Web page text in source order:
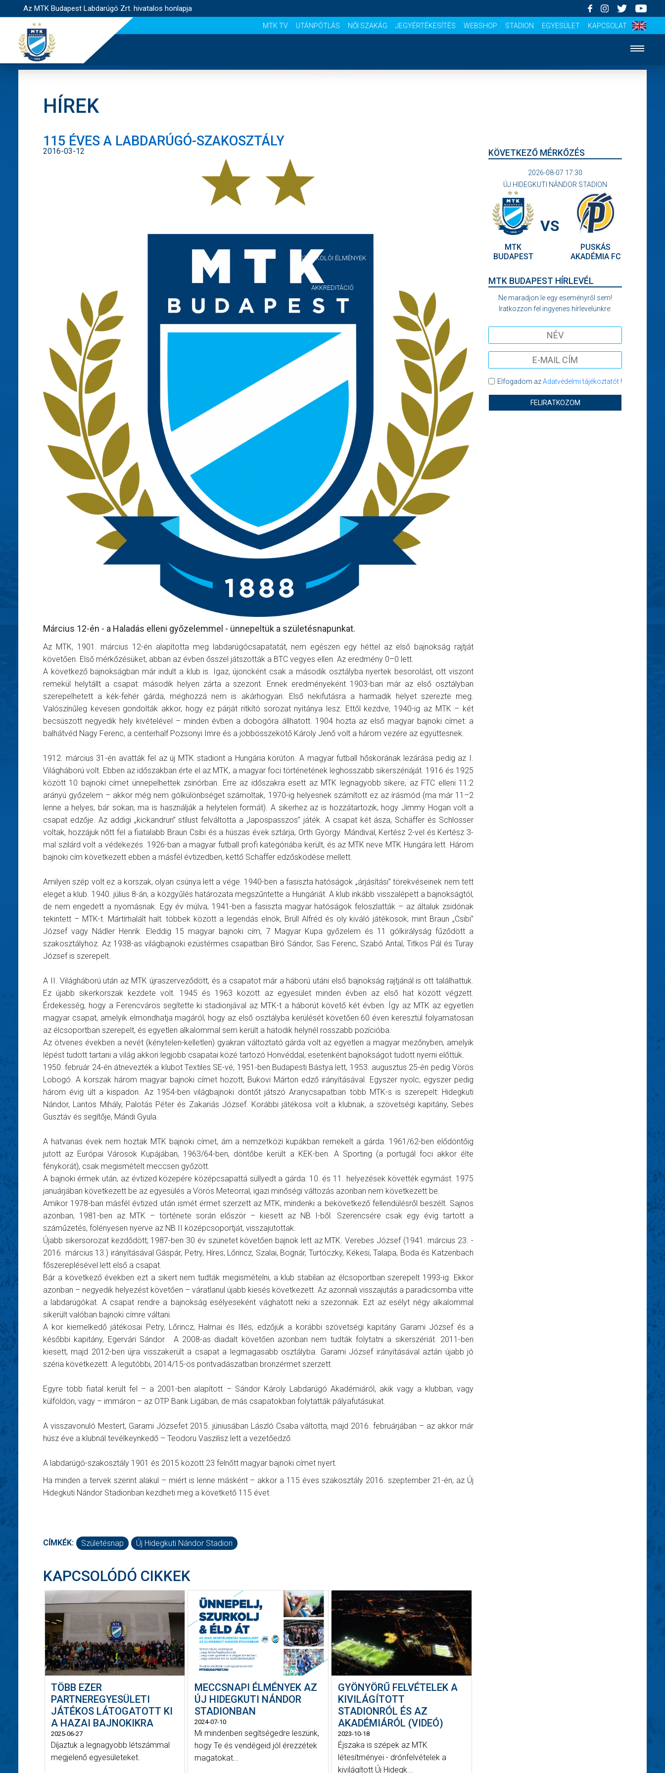
Az MTK Budapest Labdarúgó Zrt. hivatalos honlapja
MTK TV UTÁNPÓTLÁS NŐI SZAKÁG JEGYÉRTÉKESÍTÉS WEBSHOP STADION EGYESÜLET KAPCSOLAT
SZURKOLÓI ÉLMÉNYEK
AKKREDITÁCIÓ
HÍREK
115 ÉVES A LABDARÚGÓ-SZAKOSZTÁLY
2016-03-12
Március 12-én - a Haladás elleni győzelemmel - ünnepeltük a születésnapunkat.
Az MTK, 1901. március 12-én alapította meg labdarúgócsapatatát, nem egészen egy héttel az első bajnokság rajtját
követően. Első mérkőzésüket, abban az évben ősszel játszották a BTC vegyes ellen. Az eredmény 0–0 lett.
A következő bajnokságban már indult a klub is. Igaz, újoncként csak a második osztályba nyertek besorolást, ott viszont
remekül helytállt a csapat: második helyen zárta a szezont. Ennek eredményeként 1903-ban már az első osztályban
szerepelhetett a kék-fehér gárda, méghozzá nem is akárhogyan. Első nekifutásra a harmadik helyet szerezte meg.
Valószínűleg kevesen gondolták akkor, hogy ez párját ritkító sorozat nyitánya lesz. Ettől kezdve, 1940-ig az MTK – két
becsúszott negyedik hely kivételével – minden évben a dobogóra állhatott. 1904 hozta az első magyar bajnoki címet: a
balhátvéd Nagy Ferenc, a centerhalf Pozsonyi Imre és a jobbösszekötő Károly Jenő volt a három vezére az együttesnek.
1912. március 31-én avatták fel az új MTK stadiont a Hungária körúton. A magyar futball hőskorának lezárása pedig az I.
Világháború volt. Ebben az időszakban érte el az MTK, a magyar foci történetének leghosszabb sikerszériáját. 1916 és 1925
között 10 bajnoki címet ünnepelhettek zsinórban. Erre az időszakra esett az MTK legnagyobb sikere, az FTC elleni 11:2
arányú győzelem – akkor még nem gólkülönbséget számoltak, 1970-ig helyesnek számított ez az írásmód (ma már 11–2
lenne a helyes, bár sokan, ma is használják a helytelen formát). A sikerhez az is hozzátartozik, hogy Jimmy Hogan volt a
csapat edzője. Az addigi „kickandrun” stílust felváltotta a „lapospasszos” játék. A csapat két ásza, Schäffer és Schlosser
voltak, hozzájuk nőtt fel a fiatalabb Braun Csibi és a húszas évek sztárja, Orth György. Mándival, Kertész 2-vel és Kertész 3-
mal szilárd volt a védekezés. 1926-ban a magyar futball profi kategóriába került, és az MTK neve MTK Hungára lett. Három
bajnoki cím következett ebben a másfél évtizedben, kettő Schäffer edzősködése mellett.
Amilyen szép volt ez a korszak, olyan csúnya lett a vége. 1940-ben a fasiszta hatóságok „árjásítási” törekvéseinek nem tett
eleget a klub. 1940. július 8-án, a közgyűlés határozata megszűntette a Hungáriát. A klub inkább visszalépett a bajnokságtól,
de nem engedett a nyomásnak. Egy év múlva, 1941-ben a fasiszta magyar hatóságok feloszlatták – az általuk zsidónak
tekintett – MTK-t. Mártírhalált halt. többek között a legendás elnök, Brüll Alfréd és oly kiváló játékosok, mint Braun „Csibi”
József vagy Nádler Henrik. Eleddig 15 magyar bajnoki cím, 7 Magyar Kupa győzelem és 11 gólkirályság fűződött a
szakosztályhoz. Az 1938-as világbajnoki ezüstérmes csapatban Bíró Sándor, Sas Ferenc, Szabó Antal, Titkos Pál és Turay
József is szerepelt.
A II. Világháború után az MTK újraszerveződött, és a csapatot már a háború utáni első bajnokság rajtjánál is ott találhattuk.
Ez újabb sikerkorszak kezdete volt. 1945 és 1963 között az egyesület minden évben az első hat között végzett.
Érdekesség, hogy a Ferencváros segítette ki stadionjával az MTK-t a háborút követő két évben. Így az MTK az egyetlen
magyar csapat, amelyik elmondhatja magáról, hogy az első osztályba kerülését követően 60 éven keresztül folyamatosan
az élcsoportban szerepelt, és egyetlen alkalommal sem került a hatodik helynél rosszabb pozícióba.
Az ötvenes években a nevét (kénytelen-kelletlen) gyakran változtató gárda volt az egyetlen a magyar mezőnyben, amelyik
lépést tudott tartani a világ akkori legjobb csapatai közé tartozó Honvéddal, esetenként bajnokságot tudott nyerni előttük.
1950. február 24-én átnevezték a klubot Textiles SE-vé, 1951-ben Budapesti Bástya lett, 1953. augusztus 25-én pedig Vörös
Lobogó. A korszak három magyar bajnoki címet hozott, Bukovi Márton edző irányításával. Egyszer nyolc, egyszer pedig
három évig ült a kispadon. Az 1954-ben világbajnoki döntőt játszó Aranycsapatban több MTK-s is szerepelt: Hidegkuti
Nándor, Lantos Mihály, Palotás Péter és Zakariás József. Korábbi játékosa volt a klubnak, a szövetségi kapitány, Sebes
Gusztáv és segítője, Mándi Gyula.
A hatvanas évek nem hoztak MTK bajnoki címet, ám a nemzetközi kupákban remekelt a gárda. 1961/62-ben elődöntőig
jutott az Európai Városok Kupájában, 1963/64-ben, döntőbe került a KEK-ben. A Sporting (a portugál foci akkor élte
fénykorát), csak megismételt meccsen győzött.
A bajnoki érmek után, az évtized közepére középcsapattá süllyedt a gárda: 10. és 11. helyezések követték egymást. 1975
januárjában következett be az egyesülés a Vörös Meteorral, igazi minőségi változás azonban nem következett be.
Amikor 1978-ban másfél évtized után ismét érmet szerzett az MTK, mindenki a bekövetkező fellendülésről beszélt. Sajnos
azonban, 1981-ben az MTK – története során először – kiesett az NB I-ből. Szerencsére csak egy évig tartott a
száműzetés, fölényesen nyerve az NB II középcsoportját, visszajutottak.
Újabb sikersorozat kezdődött; 1987-ben 30 év szünetet követően bajnok lett az MTK. Verebes József (1941. március 23. -
2016. március 13.) irányításával Gáspár, Petry, Híres, Lőrincz, Szalai, Bognár, Turtóczky, Kékesi, Talapa, Boda és Katzenbach
főszereplésével lett első a csapat.
Bár a következő években ezt a sikert nem tudták megismételni, a klub stabilan az élcsoportban szerepelt 1993-ig. Ekkor
azonban – negyedik helyezést követően – váratlanul újabb kiesés következett. Az azonnali visszajutás a paradicsomba vitte
a labdarúgókat. A csapat rendre a bajnokság esélyeseként vághatott neki a szezonnak. Ezt az esélyt négy alkalommal
sikerült valóban bajnoki címre váltani.
A kor kiemelkedő játékosai Petry, Lőrincz, Halmai és Illés, edzőjük a korábbi szövetségi kapitány Garami József és a
későbbi kapitány, Egervári Sándor. A 2008-as diadalt követően azonban nem tudták folytatni a sikerszériát. 2011-ben
kiesett, majd 2012-ben újra visszakerült a csapat a legmagasabb osztályba. Garami József irányításával aztán újabb jó
széria következett. A legutóbbi, 2014/15-ös pontvadászatban bronzérmet szerzett.
Egyre több fiatal került fel – a 2001-ben alapított – Sándor Károly Labdarúgó Akadémiáról, akik vagy a klubban, vagy
külföldön, vagy – immáron – az OTP Bank Ligában, de más csapatokban folytatták pályafutásukat.
A visszavonuló Mestert, Garami Józsefet 2015. júniusában László Csaba váltotta, majd 2016. februárjában – az akkor már
húsz éve a klubnál tevélkeynkedő – Teodoru Vaszilisz lett a vezetőedző.
A labdarúgó-szakosztály 1901 és 2015 között 23 felnőtt magyar bajnoki címet nyert.
Ha minden a tervek szerint alakul – miért is lenne másként – akkor a 115 éves szakosztály 2016. szeptember 21-én, az Új
Hidegkuti Nándor Stadionban kezdheti meg a követkető 115 évet.
CÍMKÉK: Születésnap Új Hidegkuti Nándor Stadion
KAPCSOLÓDÓ CIKKEK
TÖBB EZER
PARTNEREGYESÜLETI
JÁTÉKOS LÁTOGATOTT KI
A HAZAI BAJNOKIKRA
2025-06-27
Díjaztuk a legnagyobb létszámmal
megjelenő egyesületeket.
MECCSNAPI ÉLMÉNYEK AZ
ÚJ HIDEGKUTI NÁNDOR
STADIONBAN
2024-07-10
Mi mindenben segítségedre leszünk,
hogy Te és vendégeid jól érezzétek
magatokat...
GYÖNYÖRŰ FELVÉTELEK A
KIVILÁGÍTOTT
STADIONRÓL ÉS AZ
AKADÉMIÁRÓL (VIDEÓ)
2023-10-18
Éjszaka is szépek az MTK
létesítményei - drónfelvételek a
kivilágított Új Hidegk...
KÖVETKEZŐ MÉRKŐZÉS
2026-08-07 17:30
ÚJ HIDEGKUTI NÁNDOR STADION
MTK
BUDAPEST
VS
PUSKÁS
AKADÉMIA FC
MTK BUDAPEST HÍRLEVÉL
Ne maradjon le egy eseményről sem!
Iratkozzon fel ingyenes hírlevelünkre:
Elfogadom azAdatvédelmi tájékoztatót!
FELIRATKOZOM